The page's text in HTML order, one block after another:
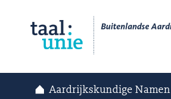
Aardrijkskundige Namen